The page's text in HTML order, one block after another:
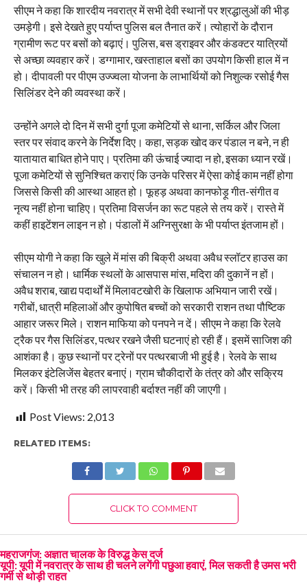
सीएम ने कहा कि शारदीय नवरात्र में सभी देवी स्थानों पर श्रद्धालुओं की भीड़
उमड़ेगी। इसे देखते हुए पर्याप्त पुलिस बल तैनात करें। त्योहारों के दौरान
ग्रामीण रूट पर बसों को बढ़ाएं। पुलिस, बस ड्राइवर और कंडक्टर यात्रियों
से अच्छा व्यवहार करें। डग्गामार, खस्ताहाल बसों का उपयोग किसी हाल में न
हो। दीपावली पर पीएम उज्ज्वला योजना के लाभार्थियों को निशुल्क रसोई गैस
सिलिंडर देने की व्यवस्था करें।
उन्होंने अगले दो दिन में सभी दुर्गा पूजा कमेटियों से थाना, सर्किल और जिला
स्तर पर संवाद करने के निर्देश दिए। कहा, सड़क खोद कर पंडाल न बने, न ही
यातायात बाधित होने पाए। प्रतिमा की ऊंचाई ज्यादा न हो, इसका ध्यान रखें।
पूजा कमेटियों से सुनिश्चित कराएं कि उनके परिसर में ऐसा कोई काम नहीं होगा
जिससे किसी की आस्था आहत हो। फूहड़ अथवा कानफोड़ू गीत-संगीत व
नृत्य नहीं होना चाहिए। प्रतिमा विसर्जन का रूट पहले से तय करें। रास्ते में
कहीं हाइटेंशन लाइन न हो। पंडालों में अग्निसुरक्षा के भी पर्याप्त इंतजाम हों।
सीएम योगी ने कहा कि खुले में मांस की बिक्री अथवा अवैध स्लॉटर हाउस का
संचालन न हो। धार्मिक स्थलों के आसपास मांस, मदिरा की दुकानें न हों।
अवैध शराब, खाद्य पदार्थों में मिलावटखोरी के खिलाफ अभियान जारी रखें।
गरीबों, धात्री महिलाओं और कुपोषित बच्चों को सरकारी राशन तथा पौष्टिक
आहार जरूर मिले। राशन माफिया को पनपने न दें। सीएम ने कहा कि रेलवे
ट्रैक पर गैस सिलिंडर, पत्थर रखने जैसी घटनाएं हो रही हैं। इसमें साजिश की
आशंका है। कुछ स्थानों पर ट्रेनों पर पत्थरबाजी भी हुई है। रेलवे के साथ
मिलकर इंटेलिजेंस बेहतर बनाएं। ग्राम चौकीदारों के तंत्र को और सक्रिय
करें। किसी भी तरह की लापरवाही बर्दाश्त नहीं की जाएगी।
Post Views: 2,013
RELATED ITEMS:
CLICK TO COMMENT
महराजगंज: अज्ञात चालक के विरुद्ध केस दर्ज
यूपी: यूपी में नवरात्र के साथ ही चलने लगेंगी पछुआ हवाएं, मिल सकती है उमस भरी
गर्मी से थोड़ी राहत